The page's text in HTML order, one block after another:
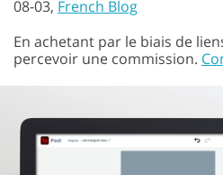
08-03, French Blog
En achetant par le biais de
percevoir une commission.